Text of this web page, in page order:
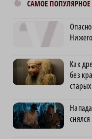
САМОЕ ПОПУЛЯРНОЕ
Как
без